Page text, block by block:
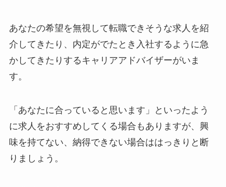
あなたの希望を無視して転職できそうな求人を紹
介してきたり、内定がでたとき入社するように急
かしてきたりするキャリアアドバイザーがいま
す。
「あなたに合っていると思います」といったよう
に求人をおすすめしてくる場合もありますが、 興
味を持てない、納得できない場合ははっきりと断
りましょう。